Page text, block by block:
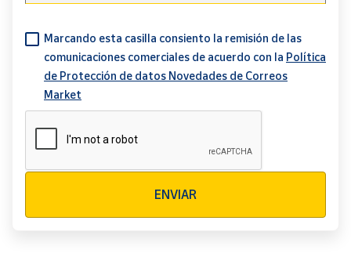
Marcando esta casilla consiento la remisión de las
comunicaciones comerciales de acuerdo con la Política
de Protección de datos Novedades de Correos
Market
ENVIAR